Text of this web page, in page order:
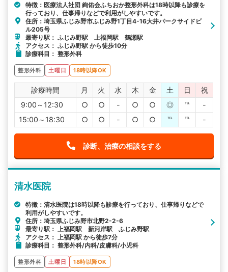
特徴：医療法人社団 絢佑会ふちおか整形外科は18時以降も診療を
行っており、仕事帰りなどで利用がしやすいです。
住所：埼玉県ふじみ野市ふじみ野1丁目4-16大井パークサイドビ
ル205号
最寄り駅： ふじみ野駅 上福岡駅 鶴瀬駅
アクセス： ふじみ野駅 から徒歩10分
診療科目： 整形外科
整形外科 土曜日 18時以降OK
診療時間 月 火 水 木 金 土 日
祝
9:00～12:30
○ ○ - ○ ○ ◎ ℡
-
15:00～18:30
○ ○ - ○ ○ ℡ ℡ -
診断、治療の相談をする
清水医院
特徴：清水医院は18時以降も診療を行っており、仕事帰りなどで
利用がしやすいです。
住所：埼玉県ふじみ野市北野2-2-6
最寄り駅： 上福岡駅 新河岸駅 ふじみ野駅
アクセス： 上福岡駅 から徒歩7分
診療科目： 整形外科/内科/皮膚科/小児科
整形外科 土曜日 18時以降OK